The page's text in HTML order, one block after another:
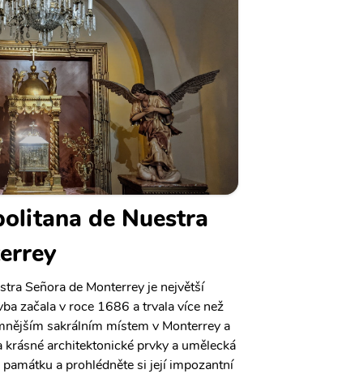
de Nuestra
Señora de Monterrey je největší
začala v roce 1686 a trvala více než
sakrálním místem v Monterrey a
architektonické prvky a umělecká
a prohlédněte si její impozantní